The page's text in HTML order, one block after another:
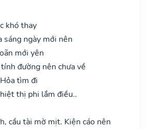
khó thay
sáng ngày mới nên
mới yên
đường nên chưa về
tìm đi
thị phi lắm điều..
cầu tài mờ mịt. Kiện cáo nên